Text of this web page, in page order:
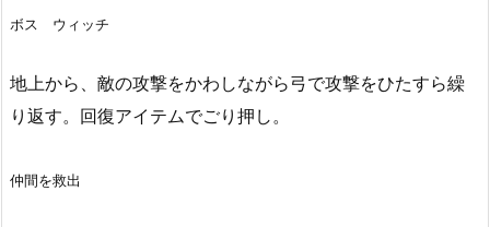
ボス ウィッチ
地上から、敵の攻撃をかわしながら弓で攻撃をひたすら繰
り返す。回復アイテムでごり押し。
仲間を救出